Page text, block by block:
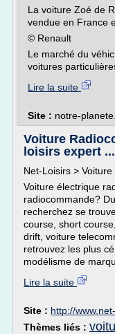
La voiture Zoé de
vendue en France
© Renault
Le marché du
voitures
Lire la suite
Site : notre-
Voiture
loisirs expert ...
Net-Loisirs > Voiture
Voiture électrique
radiocommande?
recherchez se
course, short
drift, voiture
retrouvez les plus
modélisme de
Lire la suite
Site : http://
Thèmes liés :